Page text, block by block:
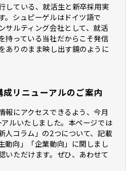
している、就活生と新卒採用実
。シュピーゲルはドイツ語で
サルティング会社として、就活
持っている当社だからこそ発信
ありのまま映し出す鏡のように
成リニューアルのご案内
報にアクセスできるよう、今月
ルいたしました。本ページでは
人コラム」の2つについて、記載
動向」「企業動向」に関しまし
いただけます。ぜひ、あわせて